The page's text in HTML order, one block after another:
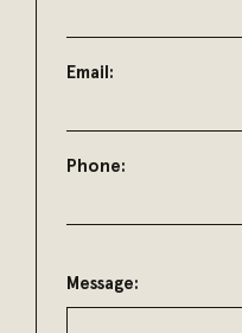
Email:
Phone:
Message: